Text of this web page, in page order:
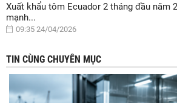
Xuất khẩu tôm Ecuador 2 tháng đầu năm
mạnh...
09:35 24/04/2026
TIN CÙNG CHUYÊN MỤC